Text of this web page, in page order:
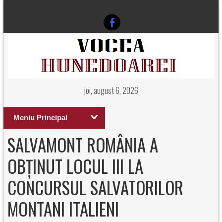
joi, august 6, 2026
Meniu Principal
SALVAMONT ROMÂNIA A
OBȚINUT LOCUL III LA
CONCURSUL SALVATORILOR
MONTANI ITALIENI